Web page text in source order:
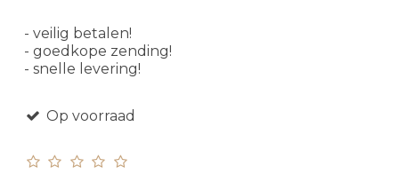
- veilig betalen!
- goedkope zending!
- snelle levering!
Op voorraad